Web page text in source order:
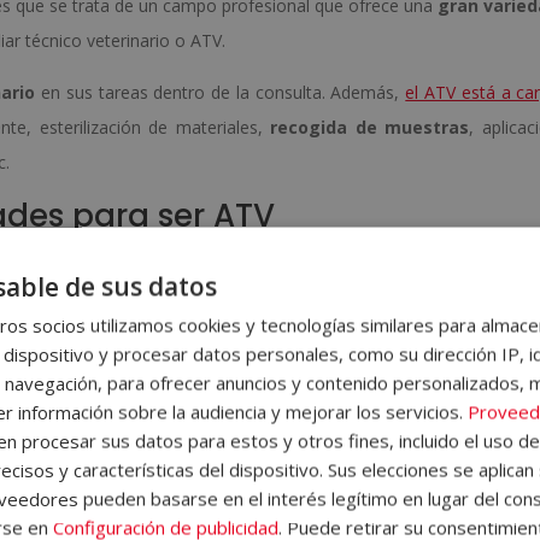
que se trata de un campo profesional que ofrece una gran
técnico veterinario o ATV.
en sus tareas dentro de la consulta. Además, el ATV está a
esterilización de materiales, recogida de muestras,
para ser ATV
con confianza. Veamos pues cuáles son.
principal requisito para ser atv. Además, tener interés e iniciativa
en el sectorde la salud y el bienestar animal es otro punto a
de sus datos
socios utilizamos cookies y tecnologías similares para
dispositivo y procesar datos personales, como su dirección IP,
para ofrecer anuncios y contenido personalizados,
información sobre la audiencia y mejorar los servicios.
procesar sus datos para estos y otros fines, incluido el uso
y características del dispositivo. Sus elecciones se
pueden basarse en el interés legítimo en lugar del
en Configuración de publicidad. Puede retirar su